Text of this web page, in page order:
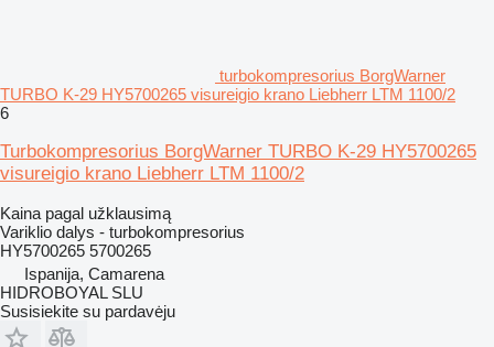
turbokompresorius BorgWarner
TURBO K-29 HY5700265 visureigio krano Liebherr LTM 1100/2
6
Turbokompresorius BorgWarner TURBO K-29 HY5700265
visureigio krano Liebherr LTM 1100/2
Kaina pagal užklausimą
Variklio dalys - turbokompresorius
HY5700265 5700265
Ispanija, Camarena
HIDROBOYAL SLU
Susisiekite su pardavėju